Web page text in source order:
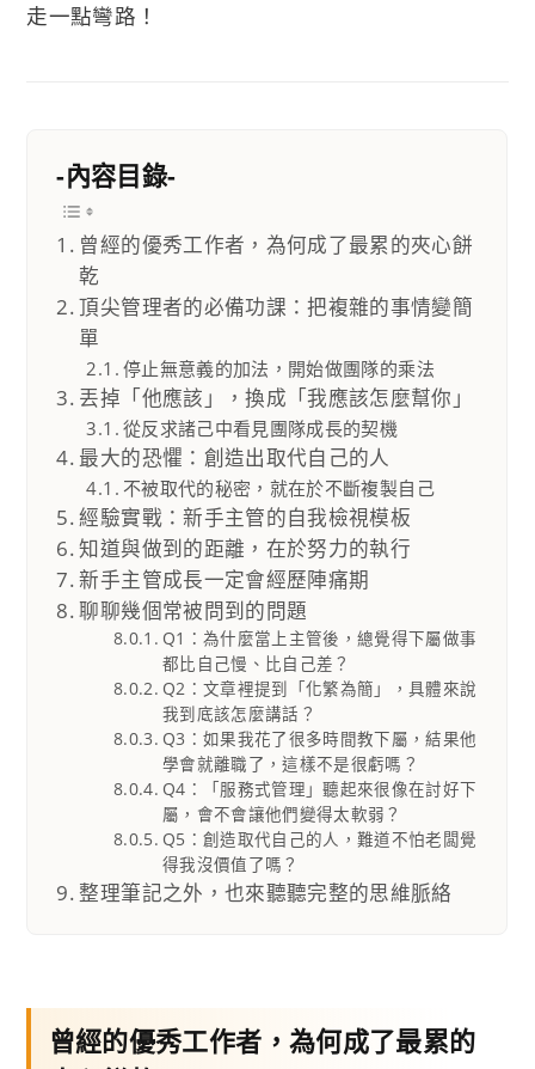
走一點彎路！
-內容目錄-
曾經的優秀工作者，為何成了最累的夾心餅
乾
頂尖管理者的必備功課：把複雜的事情變簡
單
停止無意義的加法，開始做團隊的乘法
丟掉「他應該」，換成「我應該怎麼幫你」
從反求諸己中看見團隊成長的契機
最大的恐懼：創造出取代自己的人
不被取代的秘密，就在於不斷複製自己
經驗實戰：新手主管的自我檢視模板
知道與做到的距離，在於努力的執行
新手主管成長一定會經歷陣痛期
聊聊幾個常被問到的問題
Q1：為什麼當上主管後，總覺得下屬做事
都比自己慢、比自己差？
Q2：文章裡提到「化繁為簡」，具體來說
我到底該怎麼講話？
Q3：如果我花了很多時間教下屬，結果他
學會就離職了，這樣不是很虧嗎？
Q4：「服務式管理」聽起來很像在討好下
屬，會不會讓他們變得太軟弱？
Q5：創造取代自己的人，難道不怕老闆覺
得我沒價值了嗎？
整理筆記之外，也來聽聽完整的思維脈絡
曾經的優秀工作者，為何成了最累的